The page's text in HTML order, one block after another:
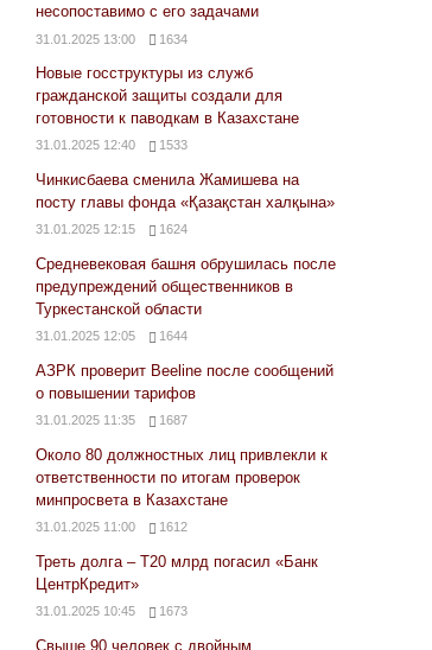
несопоставимо с его задачами
31.01.2025 13:00 1634
Новые госструктуры из служб
гражданской защиты создали для
готовности к паводкам в Казахстане
31.01.2025 12:40 1533
Чинкисбаева сменила Жамишева на
посту главы фонда «Қазақстан халқына»
31.01.2025 12:15 1624
Средневековая башня обрушилась после
предупреждений общественников в
Туркестанской области
31.01.2025 12:05 1644
АЗРК проверит Beeline после сообщений
о повышении тарифов
31.01.2025 11:35 1687
Около 80 должностных лиц привлекли к
ответственности по итогам проверок
минпросвета в Казахстане
31.01.2025 11:00 1612
Треть долга – Т20 млрд погасил «Банк
ЦентрКредит»
31.01.2025 10:45 1673
Свыше 90 человек с двойным